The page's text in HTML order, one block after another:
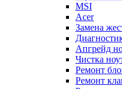
MSI
Acer
Замена
Апгрейд
Чистка
Ремонт
Ремонт